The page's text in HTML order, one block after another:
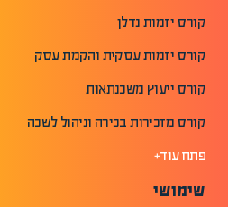
קורס יזמות נדלן
קורס יזמות עסקית והקמת עסק
קורס ייעוץ משכנתאות
קורס מזכירות בכירה וניהול לשכה
פתח עוד+
שימושי